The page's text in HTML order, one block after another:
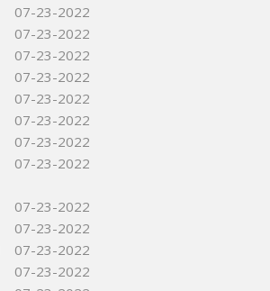
07-23-2022
07-23-2022
07-23-2022
07-23-2022
07-23-2022
07-23-2022
07-23-2022
07-23-2022
07-23-2022
07-23-2022
07-23-2022
07-23-2022